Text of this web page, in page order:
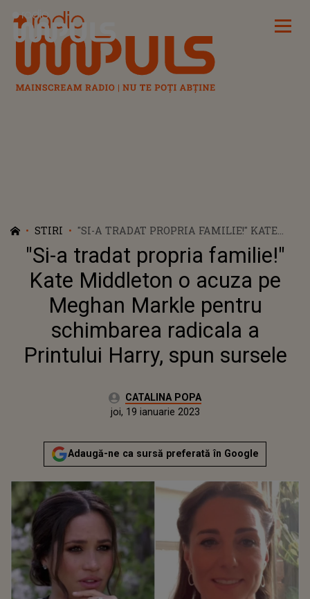
Radio Impuls
STIRI
"SI-A TRADAT PROPRIA FAMILIE!" KATE
MIDDLETON O ACUZA PE MEGHAN
MARKLE PENTRU SCHIMBAREA RADICALA
A PRINTULUI HARRY, SPUN SURSELE
"Si-a tradat propria familie!"
Kate Middleton o acuza pe
Meghan Markle pentru
schimbarea radicala a
Printului Harry, spun sursele
Autor:CATALINA POPA
Publicat:
joi, 19 ianuarie 2023
Adaugă-ne ca sursă preferată în Google